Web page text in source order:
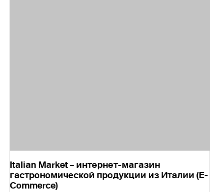
Italian Market – интернет-магазин
гастрономической продукции из Италии (E-
Commerce)